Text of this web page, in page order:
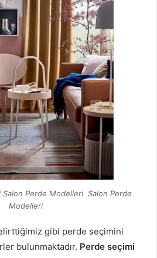
Perde Modelleri Salon Perde
Modelleri
gibi perde seçimini
bulunmaktadır. Perde seçimi